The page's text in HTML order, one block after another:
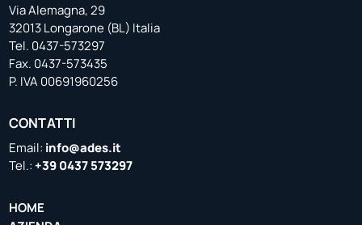
Via Alemagna, 29
32013 Longarone (BL) Italia
Tel. 0437-573297
Fax. 0437-573435
P. IVA 00691960256
CONTATTI
Email: info@ades.it
Tel.: +39 0437 573297
HOME